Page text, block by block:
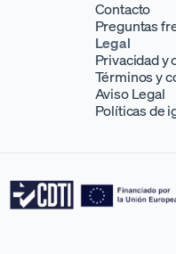
Contacto
Preguntas
Legal
Privacidad y
Términos y
Aviso Legal
Políticas de